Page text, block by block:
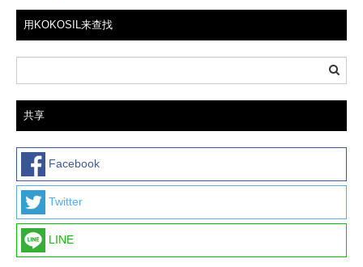
用KOKOSIL来查找
共享
Facebook
Twitter
LINE